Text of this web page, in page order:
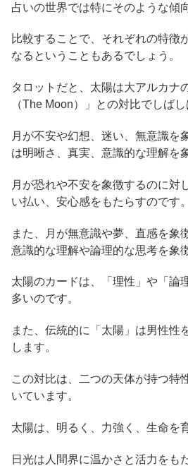
占いの世界では特にそのような傾
比較することで、それぞれの特徴
なるということもあるでしょう。
タロットだと、太陽は大アルカナ
（The Moon）」との対比でしばし
月が不安や幻想、迷い、無意識を
は明晰さ、真実、意識的な理解を
月が恐れや不安を象徴するのに対
い払い、安心感をもたらすのです。
また、月が無意識や夢、直感を象
意識的な理解や論理的な思考を象
太陽のカードは、「理性」や「論
多いのです。
また、伝統的に「太陽」は男性性
します。
この対比は、二つの天体が持つ特
いています。
太陽は、明るく、力強く、生命を
日光は人間界に温かさと活力をも